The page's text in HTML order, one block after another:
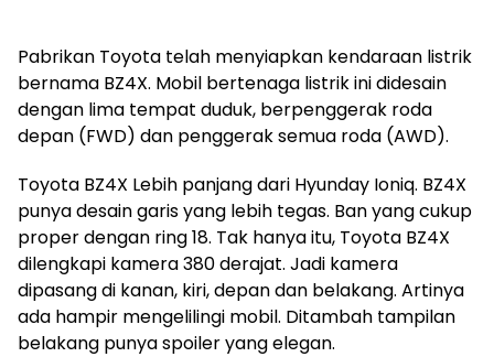
Pabrikan Toyota telah menyiapkan kendaraan listrik
bernama BZ4X. Mobil bertenaga listrik ini didesain
dengan lima tempat duduk, berpenggerak roda
depan (FWD) dan penggerak semua roda (AWD).
Toyota BZ4X Lebih panjang dari Hyunday Ioniq. BZ4X
punya desain garis yang lebih tegas. Ban yang cukup
proper dengan ring 18. Tak hanya itu, Toyota BZ4X
dilengkapi kamera 380 derajat. Jadi kamera
dipasang di kanan, kiri, depan dan belakang. Artinya
ada hampir mengelilingi mobil. Ditambah tampilan
belakang punya spoiler yang elegan.